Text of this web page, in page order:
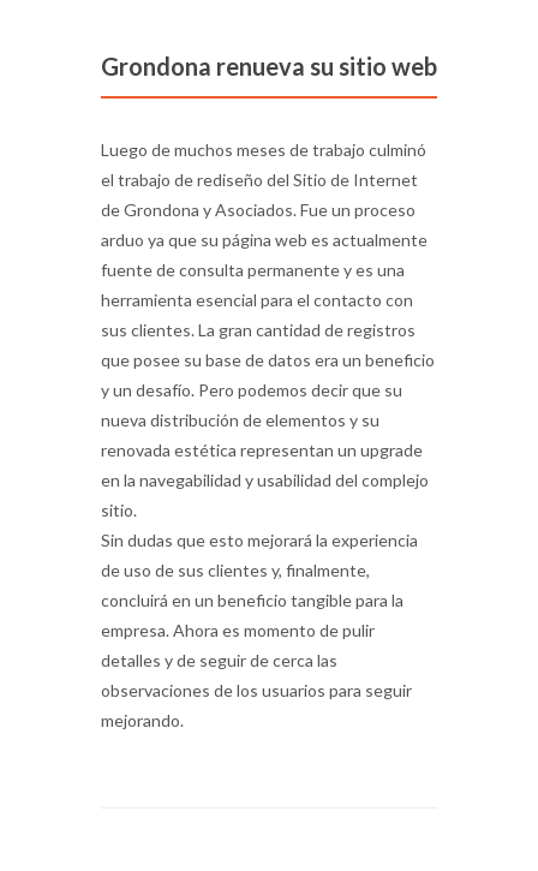
Grondona renueva su sitio web
Luego de muchos meses de trabajo culminó
el trabajo de rediseño del Sitio de Internet
de Grondona y Asociados. Fue un proceso
arduo ya que su página web es actualmente
fuente de consulta permanente y es una
herramienta esencial para el contacto con
sus clientes. La gran cantidad de registros
que posee su base de datos era un beneficio
y un desafío. Pero podemos decir que su
nueva distribución de elementos y su
renovada estética representan un upgrade
en la navegabilidad y usabilidad del complejo
sitio.
Sin dudas que esto mejorará la experiencia
de uso de sus clientes y, finalmente,
concluirá en un beneficio tangible para la
empresa. Ahora es momento de pulir
detalles y de seguir de cerca las
observaciones de los usuarios para seguir
mejorando.